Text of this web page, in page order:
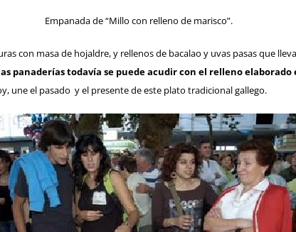
Empanada de “Millo con relleno de marisco”.
con masa de hojaldre, y rellenos de bacalao y uvas pasas que
panaderías todavía se puede acudir con el relleno elaborado
une el pasado y el presente de este plato tradicional gallego.